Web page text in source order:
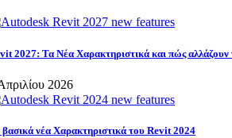
2027: Τα Νέα Χαρακτηριστικά και πώς
2026
νέα Χαρακτηριστικά του Revit 2024